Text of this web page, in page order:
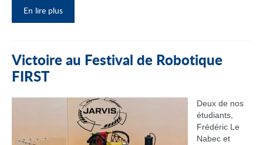
En lire plus
Victoire au Festival de Robotique
FIRST
Deux de nos
étudiants,
Frédéric Le
Nabec et